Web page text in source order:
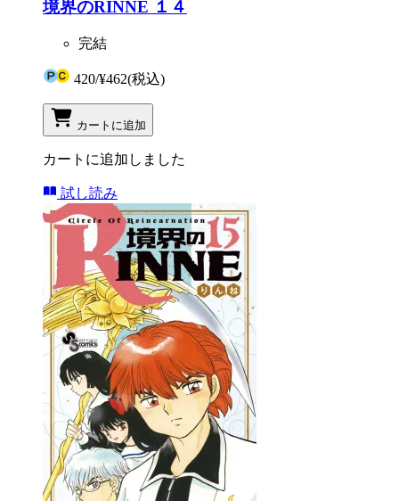
境界のRINNE １４
完結
420/¥462(税込)
カートに追加
カートに追加しました
試し読み